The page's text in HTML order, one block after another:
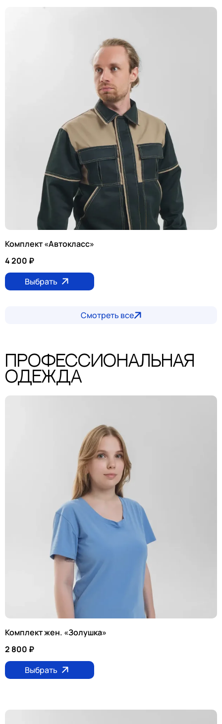
Комплект «Автокласс»
4 200 ₽
Выбрать
Смотреть все
Профессиональная
одежда
Комплект жен. «Золушка»
2 800 ₽
Выбрать